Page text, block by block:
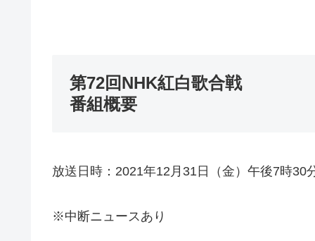
第72回NHK紅白歌合戦
番組概要
放送日時：2021年12月31日（金）午後7時30
※中断ニュースあり